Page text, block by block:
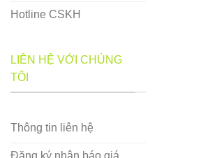
Hotline CSKH
LIÊN HỆ VỚI CHÚNG
TÔI
Thông tin liên hệ
Đăng ký nhận báo giá